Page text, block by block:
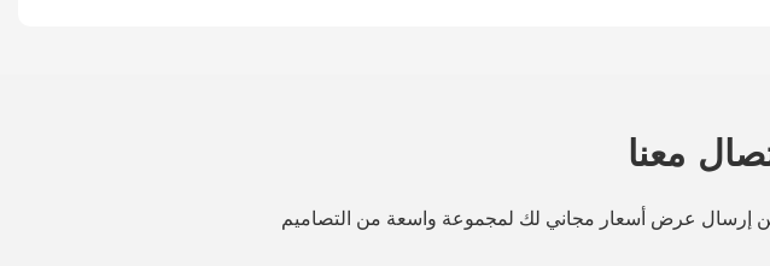
معنا
إرسال عرض أسعار مجاني لك لمجموعة واسعة من التصاميم